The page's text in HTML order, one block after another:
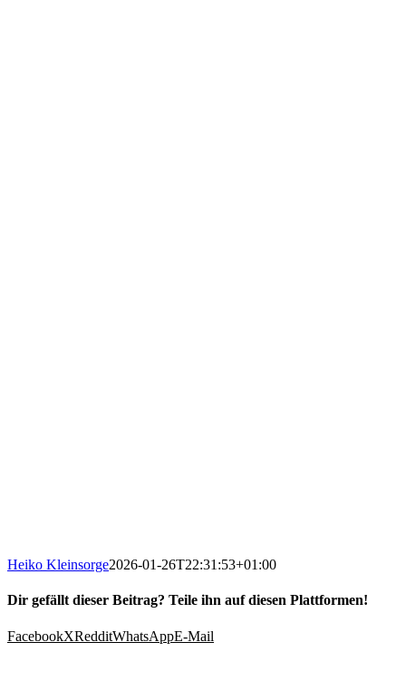
Heiko Kleinsorge2026-01-26T22:31:53+01:00
Dir gefällt dieser Beitrag? Teile ihn auf diesen Plattformen!
FacebookXRedditWhatsAppE-Mail